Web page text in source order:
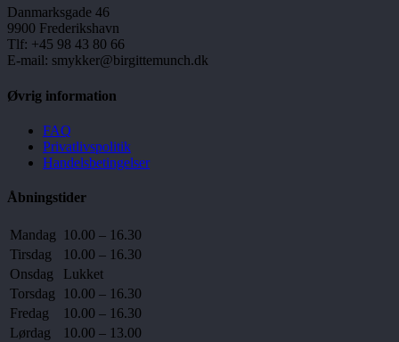
Danmarksgade 46
9900 Frederikshavn
Tlf: +45 98 43 80 66
E-mail: smykker@birgittemunch.dk
Øvrig information
FAQ
Privatlivspolitik
Handelsbetingelser
Åbningstider
Mandag 10.00 – 16.30
Tirsdag
10.00 – 16.30
Onsdag
Lukket
Torsdag
10.00 – 16.30
Fredag
10.00 – 16.30
Lørdag
10.00 – 13.00